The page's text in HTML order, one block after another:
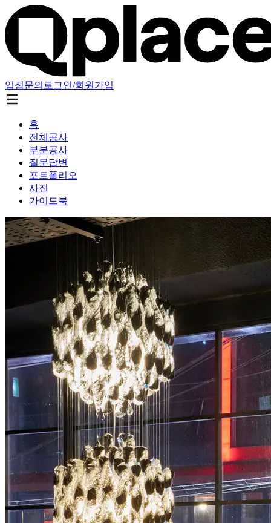
입점문의 로그인/회원가입
홈
전체공사
부분공사
질문답변
포트폴리오
사진
가이드북